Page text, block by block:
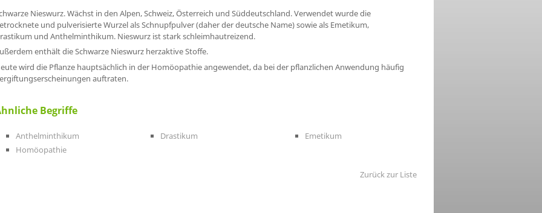
Nieswurz. Wächst in den Alpen, Schweiz, Österreich und Süddeutschland. Verwendet wurde die
und pulverisierte Wurzel als Schnupfpulver (daher der deutsche Name) sowie als Emetikum,
und Anthelminthikum. Nieswurz ist stark schleimhautreizend.
enthält die Schwarze Nieswurz herzaktive Stoffe.
wird die Pflanze hauptsächlich in der Homöopathie angewendet, da bei der pflanzlichen Anwendung häufig
auftraten.
Begriffe
Anthelminthikum Drastikum
Emetikum
Homöopathie
Zurück zur Liste